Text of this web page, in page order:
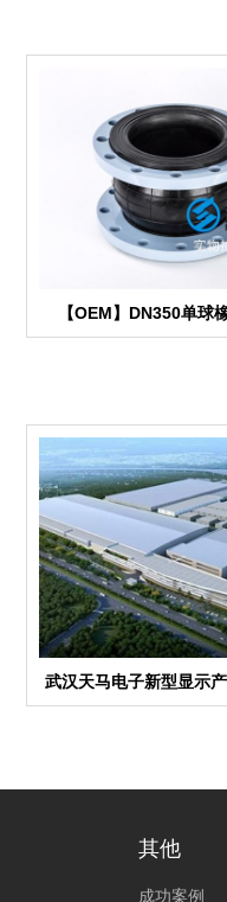
【OEM】DN350单球
工“贴牌”
武汉天马电子新型显示
系统橡胶管接头
其他
成功案例